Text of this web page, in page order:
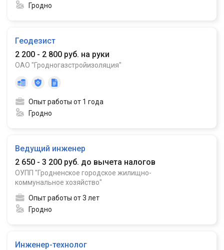
Гродно
Геодезист
2 200 - 2 800 руб. на руки
ОАО "Гродногазстройизоляция"
Опыт работы от 1 года
Гродно
Ведущий инженер
2 650 - 3 200 руб. до вычета налогов
ОУПП "Гродненское городское жилищно-
коммунальное хозяйство"
Опыт работы от 3 лет
Гродно
Инженер-технолог